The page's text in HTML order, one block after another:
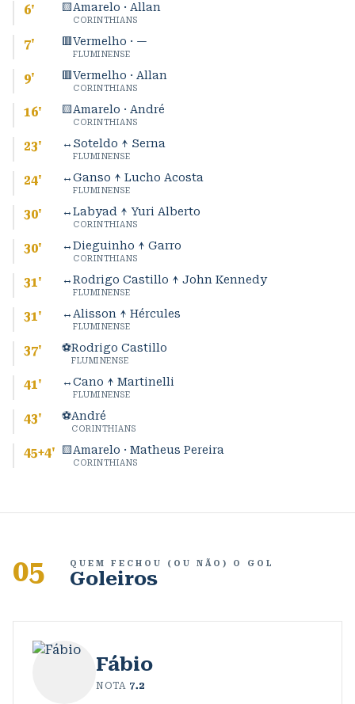
6' 🟨Amarelo · Allan
CORINTHIANS
7' 🟥Vermelho · —
FLUMINENSE
9' 🟥Vermelho · Allan
CORINTHIANS
16' 🟨Amarelo · André
CORINTHIANS
23' ↔ Soteldo ↑ Serna
FLUMINENSE
24' ↔Ganso ↑ Lucho Acosta
FLUMINENSE
30' ↔Labyad ↑ Yuri Alberto
CORINTHIANS
30' ↔Dieguinho ↑ Garro
CORINTHIANS
31' ↔Rodrigo Castillo ↑ John Kennedy
FLUMINENSE
31' ↔Alisson ↑ Hércules
FLUMINENSE
37' ⚽Rodrigo Castillo
FLUMINENSE
41' ↔Cano ↑ Martinelli
FLUMINENSE
43' ⚽André
CORINTHIANS
45+4' 🟨Amarelo · Matheus Pereira
CORINTHIANS
05 QUEM FECHOU (OU NÃO) O GOL
Goleiros
Fábio
NOTA 7.2